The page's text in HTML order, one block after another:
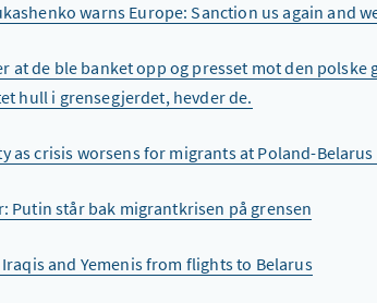
warns Europe: Sanction us again and
at de ble banket opp og presset mot den polske
hull i grensegjerdet, hevder de.
as crisis worsens for migrants at Poland-
Putin står bak migrantkrisen på grensen
and Yemenis from flights to Belarus